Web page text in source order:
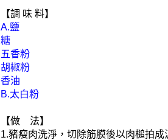
【調 味 料】
A.鹽
糖
五香粉
胡椒粉
香油
B.太白粉
【做 法】
1.豬瘦肉洗淨，切除筋膜後以肉槌拍成